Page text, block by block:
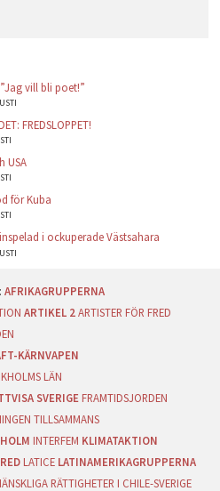
vill bli poet!”
FREDSLOPPET!
USA
för Kuba
i ockuperade Västsahara
AFRIKAGRUPPERNA
ARTIKEL 2 ARTISTER FÖR FRED
KÄRNVAPEN
LÄN
SVERIGE FRAMTIDSJORDEN
TILLSAMMANS
INTERFEM KLIMATAKTION
LATICE LATINAMERIKAGRUPPERNA
RÄTTIGHETER I CHILE-SVERIGE